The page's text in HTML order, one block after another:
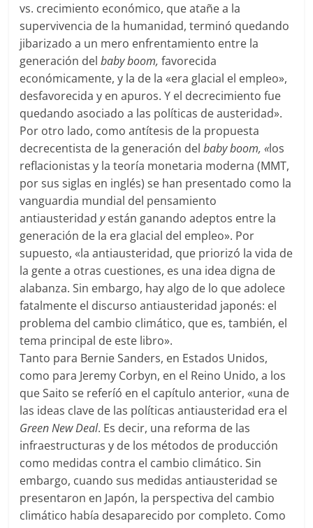
vs. crecimiento económico, que atañe a la
supervivencia de la humanidad, terminó quedando
jibarizado a un mero enfrentamiento entre la
generación delbaby boom,favorecida
económicamente, y la de la «era glacial el empleo»,
desfavorecida y en apuros. Y el decrecimiento fue
quedando asociado a las políticas de austeridad».
Por otro lado, como antítesis de la propuesta
decrecentista de la generación delbaby boom, «los
reflacionistas y la teoría monetaria moderna (MMT,
por sus siglas en inglés) se han presentado como la
vanguardia mundial del pensamiento
antiausteridadyestán ganando adeptos entre la
generación de la era glacial del empleo». Por
supuesto, «la antiausteridad, que priorizó la vida de
la gente a otras cuestiones, es una idea digna de
alabanza. Sin embargo, hay algo de lo que adolece
fatalmente el discurso antiausteridad japonés: el
problema del cambio climático, que es, también, el
tema principal de este libro».
Tanto para Bernie Sanders, en Estados Unidos,
como para Jeremy Corbyn, en el Reino Unido, a los
que Saito se referíó en el capítulo anterior, «una de
las ideas clave de las políticas antiausteridad era el
Green New Deal. Es decir, una reforma de las
infraestructuras y de los métodos de producción
como medidas contra el cambio climático. Sin
embargo, cuando sus medidas antiausteridad se
presentaron en Japón, la perspectiva del cambio
climático había desaparecido por completo. Como